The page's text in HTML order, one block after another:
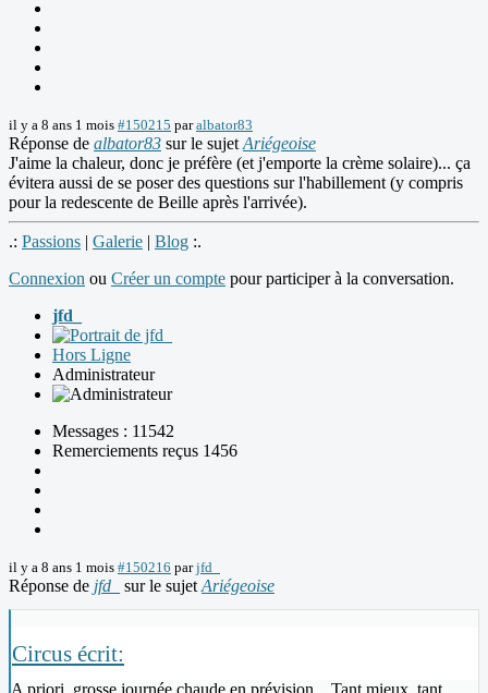
il y a 8 ans 1 mois #150215 paralbator83
Réponse de albator83 sur le sujet Ariégeoise
J'aime la chaleur, donc je préfère (et j'emporte la crème solaire)... ça
évitera aussi de se poser des questions sur l'habillement (y compris
pour la redescente de Beille après l'arrivée).
.: Passions | Galerie | Blog :.
Connexion ou Créer un compte pour participer à la conversation.
jfd_
Hors Ligne
Administrateur
Messages : 11542
Remerciements reçus 1456
il y a 8 ans 1 mois #150216 parjfd_
Réponse de jfd_ sur le sujet Ariégeoise
Circus écrit: